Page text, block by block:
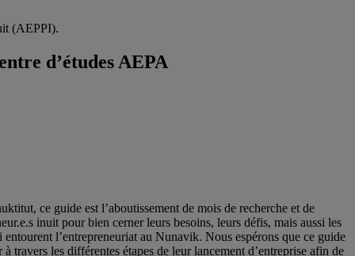
(AEPPI).
d’études AEPA
ce guide est l’aboutissement de mois de recherche et de
inuit pour bien cerner leurs besoins, leurs défis, mais aussi les
l’entrepreneuriat au Nunavik. Nous espérons que ce guide
travers les différentes étapes de leur lancement d’entreprise afin de